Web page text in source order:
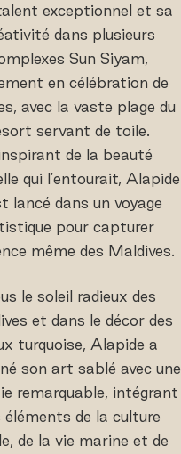
exceptionnel et sa
dans plusieurs
Sun Siyam,
en célébration de
avec la vaste plage du
servant de toile.
de la beauté
qui l'entourait, Alapide
lancé dans un voyage
pour capturer
même des Maldives.
le soleil radieux des
et dans le décor des
turquoise, Alapide a
son art sablé avec une
remarquable, intégrant
éléments de la culture
de la vie marine et de